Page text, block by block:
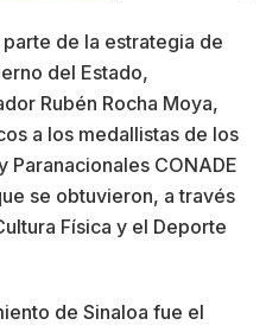
parte de la estrategia de
del Estado,
Rubén Rocha Moya,
a los medallistas de los
Paranacionales CONADE
se obtuvieron, a través
Física y el Deporte
de Sinaloa fue el